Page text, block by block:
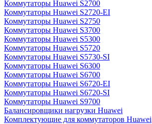
Коммутаторы Huawei S2700
Коммутаторы Huawei S2720-EI
Коммутаторы Huawei S2750
Коммутаторы Huawei S3700
Коммутаторы Huawei S5300
Коммутаторы Huawei S5720
Коммутаторы Huawei S5730-SI
Коммутаторы Huawei S6300
Коммутаторы Huawei S6700
Коммутаторы Huawei S6720-EI
Коммутаторы Huawei S6720-SI
Коммутаторы Huawei S9700
Балансировщики нагрузки Huawei
Комплектующие для коммутаторов Huawei